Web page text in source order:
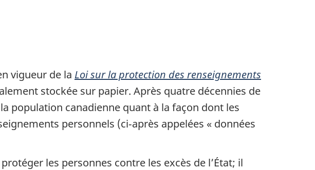
vigueur de la Loi sur la protection des renseignements
stockée sur papier. Après quatre décennies de
population canadienne quant à la façon dont les
personnels (ci‑après appelées « données
les personnes contre les excès de l’État; il